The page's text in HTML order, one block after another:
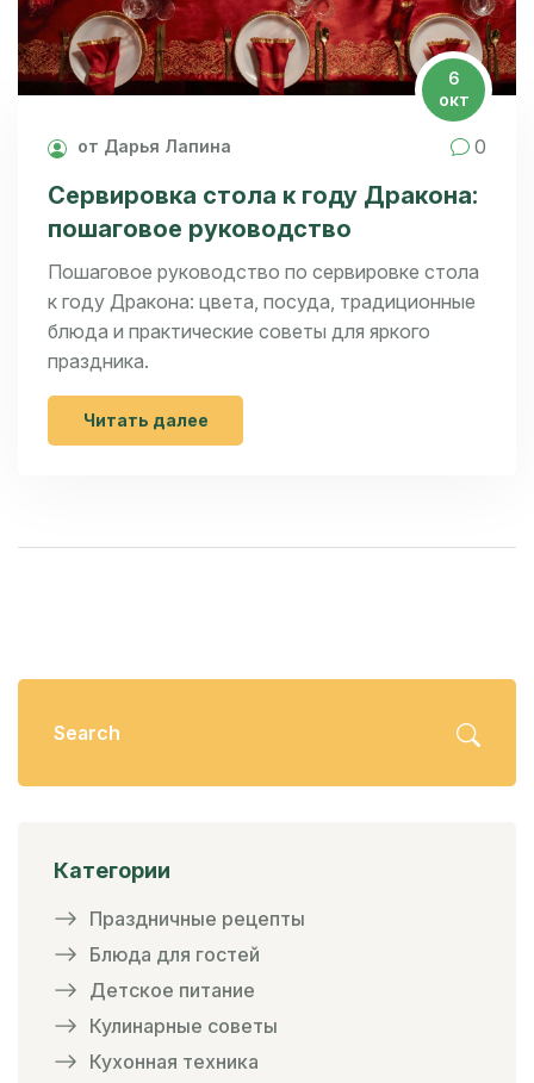
6
окт
от Дарья Лапина 0
Сервировка стола к году Дракона:
пошаговое руководство
Пошаговое руководство по сервировке стола
к году Дракона: цвета, посуда, традиционные
блюда и практические советы для яркого
праздника.
Читать далее
Категории
Праздничные рецепты
Блюда для гостей
Детское питание
Кулинарные советы
Кухонная техника